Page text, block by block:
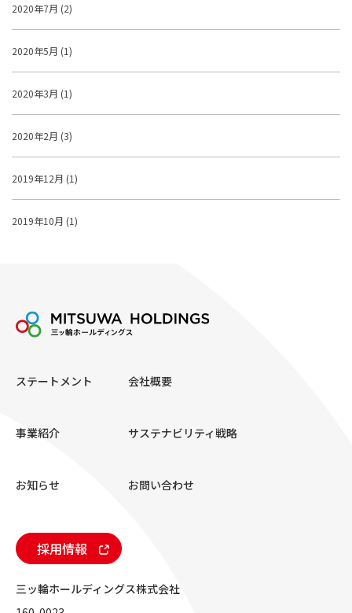
2020年7月 (2)
2020年5月 (1)
2020年3月 (1)
2020年2月 (3)
2019年12月 (1)
2019年10月 (1)
ステートメント 会社概要
事業紹介 サステナビリティ戦略
お知らせ お問い合わせ
採用情報
三ッ輪ホールディングス株式会社